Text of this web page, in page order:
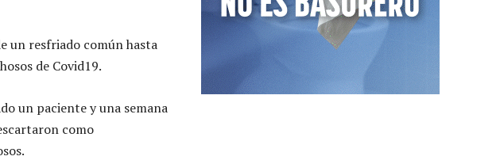
un resfriado común hasta
de Covid19.
un paciente y una semana
como